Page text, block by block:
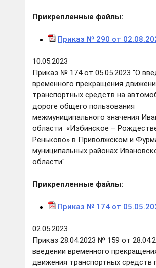
Прикрепленные файлы:
Приказ № 290 от 02.08
10.05.2023
Приказ № 174 от 05.05.2023 "О
временного прекращения
транспортных средств на
дороге общего пользования
межмуниципального значения
области «Избинское –
Реньково» в Приволжском и
муниципальных районах
области"
Прикрепленные файлы:
Приказ № 1 74 от 05.05
02.05.2023
Приказ 28.04.2023 № 159 от
введении временного
движения транспортных средств